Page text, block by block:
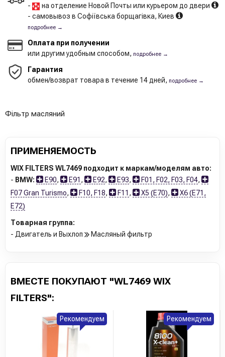
-
на отделение Новой Почты или курьером до двери
- самовывоз в Софіївська борщагівка, Киев
подробнее →
Оплата при получении
или другим удобным способом, подробнее →
Гарантия
обмен/возврат товара в течение 14 дней, подробнее →
Фільтр масляний
ПРИМЕНЯЕМОСТЬ
WIX FILTERS WL7469 подходит к маркам/моделям авто:
- BMW: E90, E91 , E92, E93, F01, F02, F03, F04,
F07 Gran Turismo, F10, F18, F11 , X5 (E70),
X6 (E71,
E72)
Товарная группа:
- Двигатель и Выхлоп
Масляный фильтр
ВМЕСТЕ ПОКУПАЮТ "WL7469 WIX
FILTERS":
Рекомендуем Рекомендуем